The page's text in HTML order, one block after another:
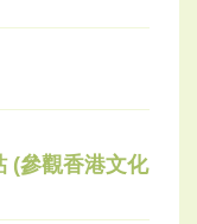
(參觀香港文化